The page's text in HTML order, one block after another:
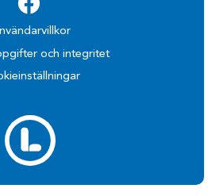
och integritet